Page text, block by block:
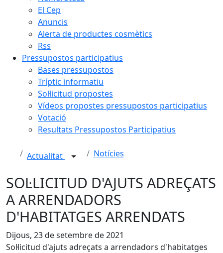
El Cep
Anuncis
Alerta de productes cosmètics
Rss
Pressupostos participatius
Bases pressupostos
Tríptic informatiu
Sol·licitud propostes
Vídeos propostes pressupostos participatius
Votació
Resultats Pressupostos Participatius
Actualitat Notícies
SOL·LICITUD D'AJUTS ADREÇATS
A ARRENDADORS
D'HABITATGES ARRENDATS
Dijous, 23 de setembre de 2021
Sol·licitud d'ajuts adreçats a arrendadors d'habitatges